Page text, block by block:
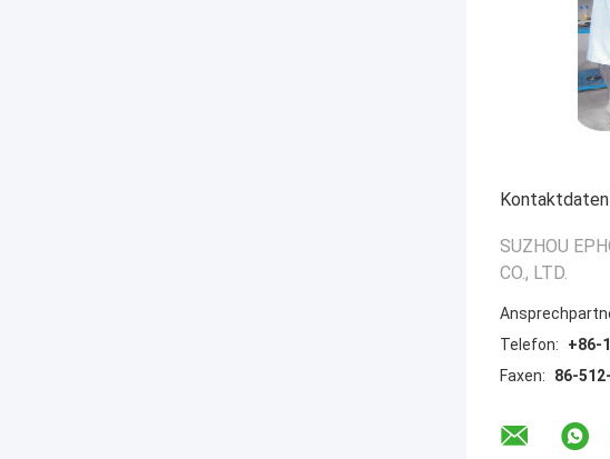
Kontaktdaten
SUZHOU
CO., LTD.
Telefon:
+86-
Faxen:
86-